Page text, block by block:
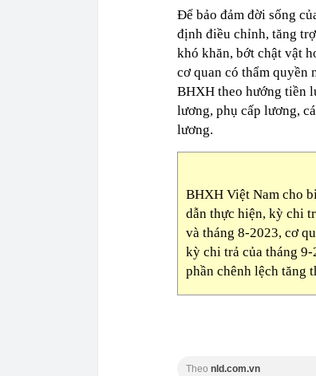
Để bảo đảm đời sống
định điều chỉnh, tăng
khó khăn, bớt chật vật
cơ quan có thẩm quyền
BHXH theo hướng tiền
lương, phụ cấp lương,
lương.
BHXH Việt Nam cho
dẫn thực hiện, kỳ chi
và tháng 8-2023, cơ
kỳ chi trả của tháng
phần chênh lệch tăng
Theo nld.com.vn